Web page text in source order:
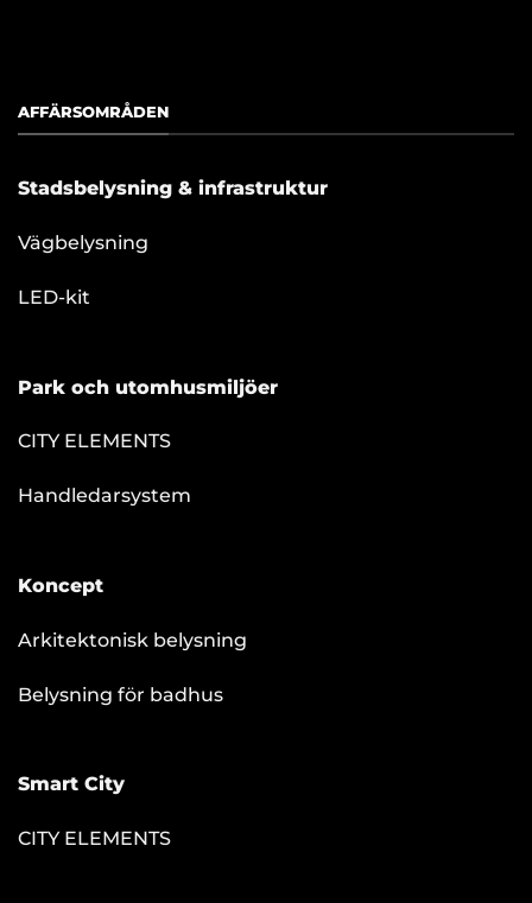
AFFÄRSOMRÅDEN
Stadsbelysning & infrastruktur
Vägbelysning
LED-kit
Park och utomhusmiljöer
CITY ELEMENTS
Handledarsystem
Koncept
Arkitektonisk belysning
Belysning för badhus
Smart City
CITY ELEMENTS